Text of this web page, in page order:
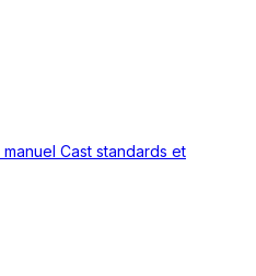
Cast standards et